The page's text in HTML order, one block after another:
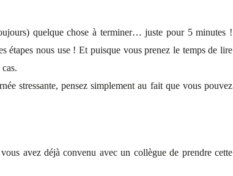
quelque chose à terminer… juste pour 5 minutes !
étapes nous use ! Et puisque vous prenez le temps de lire
stressante, pensez simplement au fait que vous pouvez
avez déjà convenu avec un collègue de prendre cette